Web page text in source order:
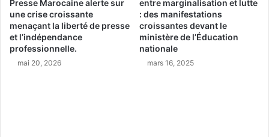
Presse Marocaine alerte sur
une crise croissante
menaçant la liberté de presse
et l’indépendance
professionnelle.
mai 20, 2026
entre marginalisation et lutte
: des manifestations
croissantes devant le
ministère de l’Éducation
nationale
mars 16, 2025